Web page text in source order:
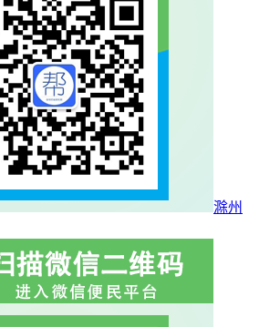
滁州